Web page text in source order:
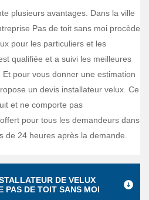
plusieurs avantages. Dans la ville
Pas de toit sans moi procède
pour les particuliers et les
qualifiée et a suivi les meilleures
pour vous donner une estimation
un devis installateur velux. Ce
et ne comporte pas
pour tous les demandeurs dans
de 24 heures après la demande.
DE VELUX
PAS DE TOIT SANS MOI